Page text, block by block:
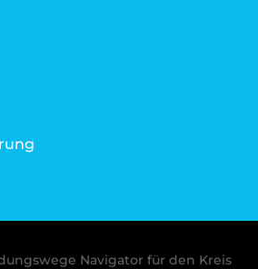
Navigator für den Kreis